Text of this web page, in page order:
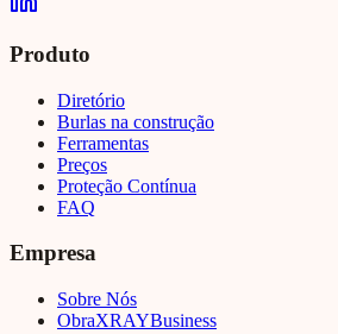
Produto
Diretório
Burlas na construção
Ferramentas
Preços
Proteção Contínua
FAQ
Empresa
Sobre Nós
ObraXRAYBusiness